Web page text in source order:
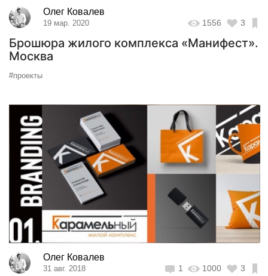
Олег Ковалев
19 мар. 2020 1556 3
Брошюра жилого комплекса «Манифест».
Москва
#проекты
Олег Ковалев
31 авг. 2018 1 1000 3